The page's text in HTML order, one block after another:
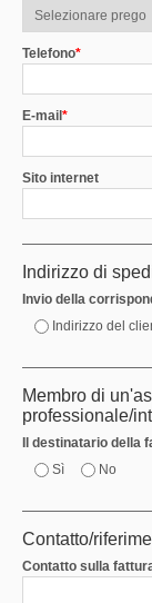
Telefono*
E-mail *
Sito internet
Indirizzo di
Invio della
Indirizzo del
Membro di
professionale/
Il destinatario della
Sì
No
Contatto/
Contatto sulla